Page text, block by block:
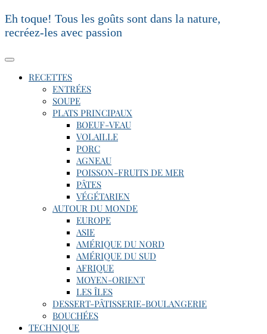
Skip
content
Eh toque! Tous les goûts sont dans la nature,
recréez-les avec passion
Toggle Navigation
RECETTES
ENTRÉES
SOUPE
PLATS PRINCIPAUX
BOEUF-VEAU
VOLAILLE
PORC
AGNEAU
POISSON-FRUITS DE MER
PÂTES
VÉGÉTARIEN
AUTOUR DU MONDE
EUROPE
ASIE
AMÉRIQUE DU NORD
AMÉRIQUE DU SUD
AFRIQUE
MOYEN-ORIENT
LES ÎLES
DESSERT-PÂTISSERIE-BOULANGERIE
BOUCHÉES
TECHNIQUE